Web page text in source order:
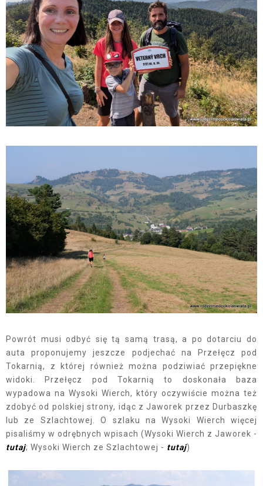
Powrót musi odbyć się tą samą trasą, a po dotarciu do
auta proponujemy jeszcze podjechać na Przełęcz pod
Tokarnią, z której również można podziwiać przepiękne
widoki. Przełęcz pod Tokarnią to doskonała baza
wypadowa na Wysoki Wierch, który oczywiście można też
zdobyć od polskiej strony, idąc z Jaworek przez Durbaszkę
lub ze Szlachtowej. O szlaku na Wysoki Wierch więcej
pisaliśmy w odrębnych wpisach (Wysoki Wierch z Jaworek -
tutaj; Wysoki Wierch ze Szlachtowej - tutaj)